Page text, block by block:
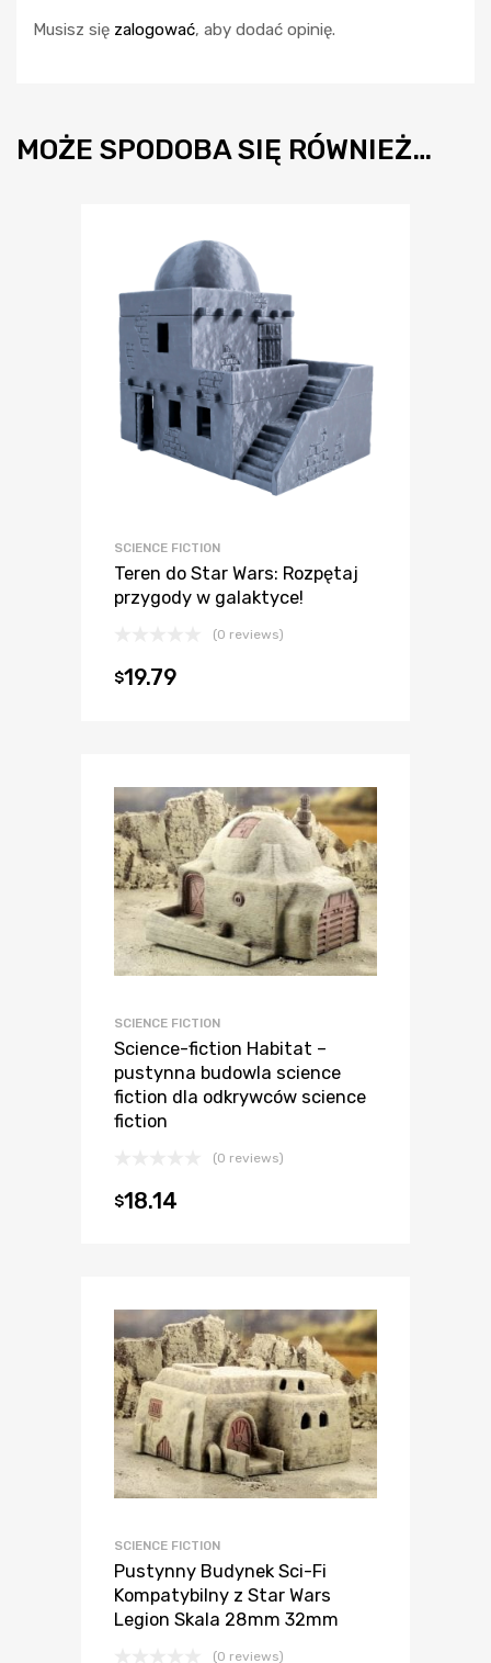
Musisz się zalogować, aby dodać opinię.
MOŻE SPODOBA SIĘ RÓWNIEŻ…
SCIENCE FICTION
Teren do Star Wars: Rozpętaj
przygody w galaktyce!
(0 reviews)
$19.79
SCIENCE FICTION
Science-fiction Habitat –
pustynna budowla science
fiction dla odkrywców science
fiction
(0 reviews)
$18.14
SCIENCE FICTION
Pustynny Budynek Sci-Fi
Kompatybilny z Star Wars
Legion Skala 28mm 32mm
(0 reviews)